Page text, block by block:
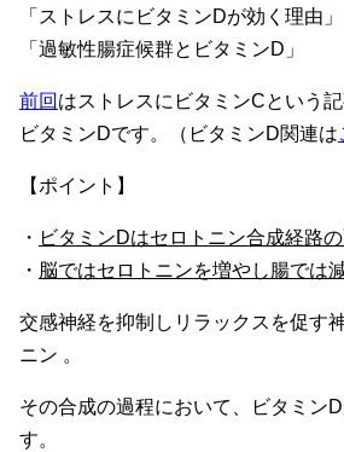
「ストレスにビタミンDが効く理由」
「過敏性腸症候群とビタミンD」
前回 はストレスにビタミンCという
ビタミンDです。（ビタミンD関連は
【 ポイント 】
・ ビタミンDはセロトニン合成経路
・ 脳ではセロトニンを増やし腸では
交感神経を抑制しリラックスを促す
ニン 。
その合成の過程において、ビタミン
す。